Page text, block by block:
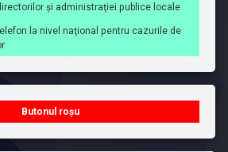
şi administraţiei publice locale
la nivel naţional pentru cazurile de
Butonul roșu